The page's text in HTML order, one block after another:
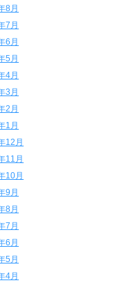
8月
7月
6月
5月
4月
3月
2月
1月
12月
11月
10月
9月
8月
7月
6月
5月
4月